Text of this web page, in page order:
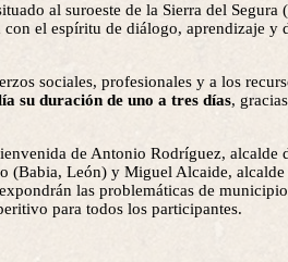
al suroeste de la Sierra del Segura
el espíritu de diálogo, aprendizaje y
sociales, profesionales y a los
su duración de uno a tres días,
de Antonio Rodríguez, alcalde
León) y Miguel Alcaide, alcalde
las problemáticas de
para todos los participantes.